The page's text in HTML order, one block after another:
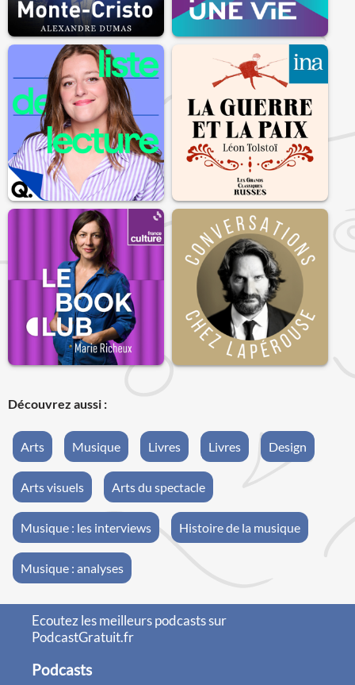
Découvrez aussi :
Arts Musique Livres Livres Design
Arts visuels Arts du spectacle
Musique : les interviews Histoire de la musique
Musique : analyses
Ecoutez les meilleurs podcasts sur
PodcastGratuit.fr
Podcasts